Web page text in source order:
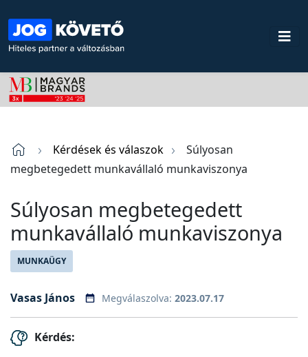
Kérdések és válaszok
Súlyosan
megbetegedett munkavállaló munkaviszonya
Súlyosan megbetegedett
munkavállaló munkaviszonya
MUNKAÜGY
Vasas János Megválaszolva: 2023.07.17
Kérdés: